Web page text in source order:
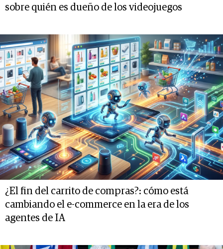
sobre quién es dueño de los videojuegos
¿El fin del carrito de compras?: cómo está
cambiando el e-commerce en la era de los
agentes de IA